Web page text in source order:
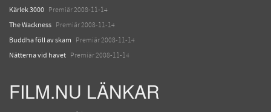
Kärlek 3000 Premiär 2008-11-14
The Wackness Premiär 2008-11-14
Buddha föll av skam Premiär 2008-11-14
Nätterna vid havet Premiär 2008-11-14
FILM.NU LÄNKAR